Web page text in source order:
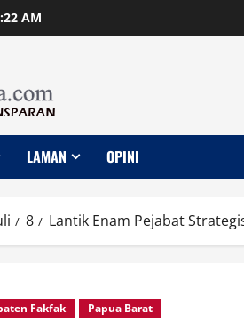
AM
LAMAN OPINI
8 Lantik Enam Pejabat
Fakfak Papua Barat